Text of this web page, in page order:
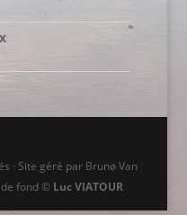
· Site géré par Brunø Van
fond © Luc VIATOUR